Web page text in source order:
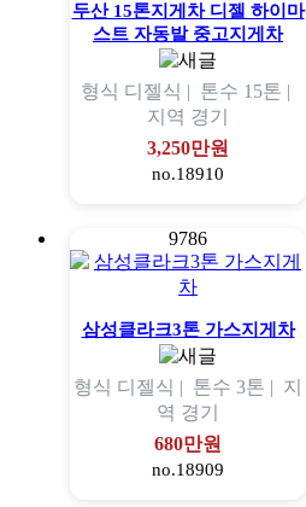
두산 15톤지게차 디젤 하이마
스트 자동발 중고지게차
형식 디젤식 | 톤수 15톤 |
지역 경기
3,250만원
no.18910
9786
삼성클라크3톤 가스지게차
형식 디젤식 | 톤수 3톤 | 지
역 경기
680만원
no.18909